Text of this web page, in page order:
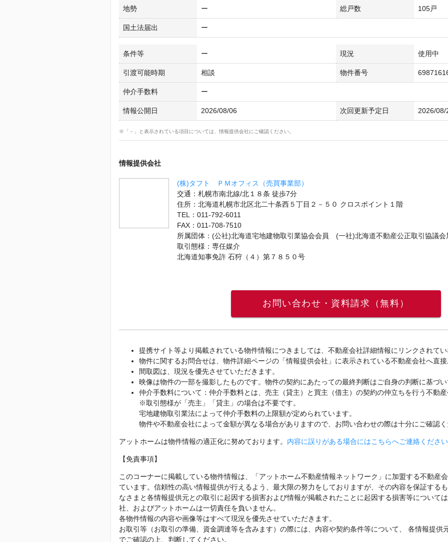
地勢 ー 総戸数 105戸
国土法届出 ー
条件等 ー 現況 使用中
引渡可能時期 相談 物件番号
仲介手数料 ー
情報公開日 2026/08/06 次回更新予定日 2026/08/
※「－」と表示されている項目については、情報提供会社にご確認ください。
情報提供会社
(株)タフト ＰＭオフィス（売買事業部）
交通：札幌市南北線/北１８条 徒歩7分
住所：北海道札幌市北区北二十条西５丁目２－５０ クロスポイント１階
TEL：011-792-6011
FAX：011-708-7510
所属団体：(公社)北海道宅地建物取引業協会会員 (一社)北海道不動産公正取引協議会
取引態様：専任媒介
北海道知事免許 石狩（４）第７８５０号
お問い合わせ・資料請求（無料）
提携サイト等より掲載されている物件情報につきましては、不動産会社詳細情報にリンクされて
物件に関するお問合せは、物件詳細ページの「情報提供会社」に表示されている不動産会社へ直
間取図は、現況を優先させていただきます。
映像は物件の一部を撮影したものです。物件の契約にあたっての最終判断はご自身の判断に基づ
仲介手数料について：仲介手数料とは、売主（貸主）と買主（借主）の契約の仲立ちを行う不動
※取引態様が「売主」「貸主」の場合は不要です。
宅地建物取引業法によって仲介手数料の上限額が定められています。
物件や不動産会社によって金額が異なる場合がありますので、お問い合わせの際は十分にご確認
アットホームは物件情報の適正化に努めております。 内容に誤りがある場合にはこちらへご連絡くださ
【免責事項】
このコーナーに掲載している物件情報は、「アットホーム不動産情報ネットワーク」に加盟する不動産
ています。信頼性の高い情報提供が行えるよう、最大限の努力をしておりますが、その内容を保証する
なさまと各情報提供元との取引に起因する損害および情報が掲載されたことに起因する損害等について
社、およびアットホームは一切責任を負いません。
各物件情報の内容や画像等はすべて現況を優先させていただきます。
お取引等（お取引の準備、資金調達等を含みます）の際には、内容や契約条件等について、 各情報提供
でご確認の上、判断してください。